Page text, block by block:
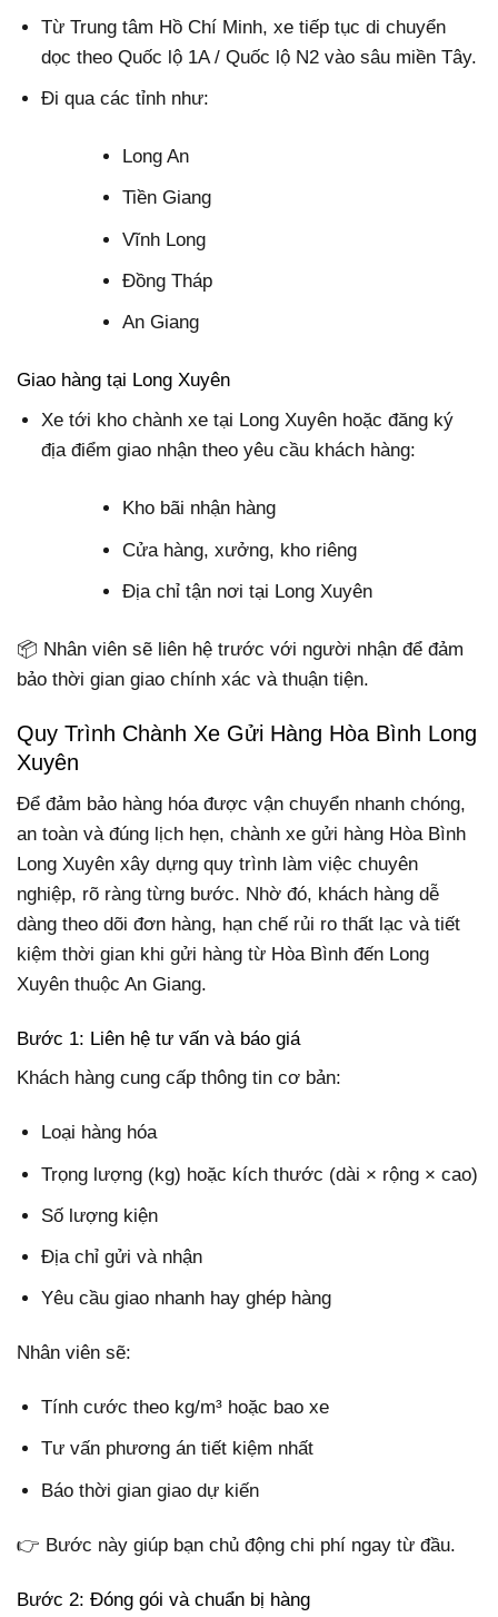
Từ Trung tâm Hồ Chí Minh, xe tiếp tục di chuyển
dọc theo Quốc lộ 1A / Quốc lộ N2 vào sâu miền Tây.
Đi qua các tỉnh như:
Long An
Tiền Giang
Vĩnh Long
Đồng Tháp
An Giang
Giao hàng tại Long Xuyên
Xe tới kho chành xe tại Long Xuyên hoặc đăng ký
địa điểm giao nhận theo yêu cầu khách hàng:
Kho bãi nhận hàng
Cửa hàng, xưởng, kho riêng
Địa chỉ tận nơi tại Long Xuyên
📦 Nhân viên sẽ liên hệ trước với người nhận để đảm
bảo thời gian giao chính xác và thuận tiện.
Quy Trình Chành Xe Gửi Hàng Hòa Bình Long
Xuyên
Để đảm bảo hàng hóa được vận chuyển nhanh chóng,
an toàn và đúng lịch hẹn, chành xe gửi hàng Hòa Bình
Long Xuyên xây dựng quy trình làm việc chuyên
nghiệp, rõ ràng từng bước. Nhờ đó, khách hàng dễ
dàng theo dõi đơn hàng, hạn chế rủi ro thất lạc và tiết
kiệm thời gian khi gửi hàng từ Hòa Bình đến Long
Xuyên thuộc An Giang.
Bước 1: Liên hệ tư vấn và báo giá
Khách hàng cung cấp thông tin cơ bản:
Loại hàng hóa
Trọng lượng (kg) hoặc kích thước (dài × rộng × cao)
Số lượng kiện
Địa chỉ gửi và nhận
Yêu cầu giao nhanh hay ghép hàng
Nhân viên sẽ:
Tính cước theo kg/m³ hoặc bao xe
Tư vấn phương án tiết kiệm nhất
Báo thời gian giao dự kiến
👉 Bước này giúp bạn chủ động chi phí ngay từ đầu.
Bước 2: Đóng gói và chuẩn bị hàng